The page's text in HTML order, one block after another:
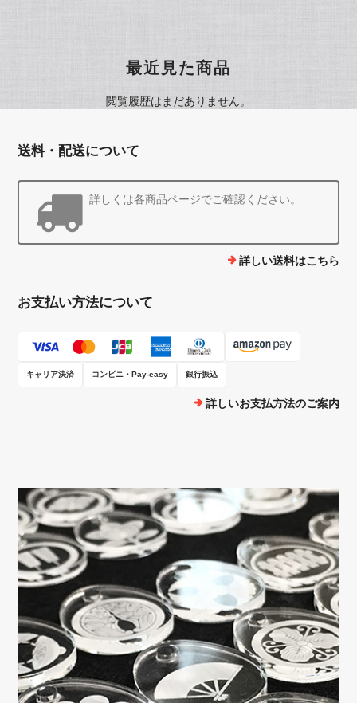
最近見た商品
閲覧履歴はまだありません。
送料・配送について
詳しくは各商品ページでご確認ください。
詳しい送料はこちら
お支払い方法について
キャリア決済 コンビニ・Pay-easy 銀行振込
詳しいお支払方法のご案内